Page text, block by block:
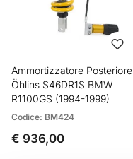
Ammortizzatore Posteriore
Öhlins S46DR1S BMW
R1100GS (1994-1999)
Codice: BM424
€ 936,00